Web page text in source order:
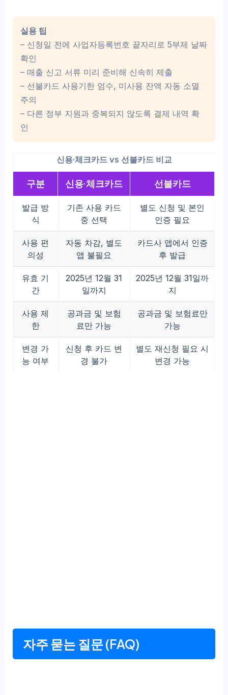
실용 팁
– 신청일 전에 사업자등록번호 끝자리로 5부제 날짜
확인
– 매출 신고 서류 미리 준비해 신속히 제출
– 선불카드 사용기한 엄수, 미사용 잔액 자동 소멸
주의
– 다른 정부 지원과 중복되지 않도록 결제 내역 확
인
신용·체크카드 vs 선불카드 비교
구분 신용·체크카드 선불카드
발급 방
식
기존 사용 카드
중 선택
별도 신청 및 본인
인증 필요
사용 편
의성
자동 차감, 별도
앱 불필요
카드사 앱에서 인증
후 발급
유효 기
간
2025년 12월 31
일까지
2025년 12월 31일까
지
사용 제
한
공과금 및 보험
료만 가능
공과금 및 보험료만
가능
변경 가
능 여부
신청 후 카드 변
경 불가
별도 재신청 필요 시
변경 가능
자주 묻는 질문 (FAQ)